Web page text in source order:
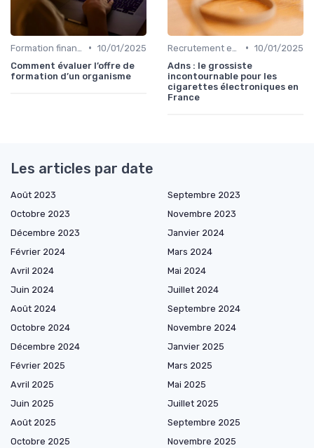
• 10/01/2025
Comment évaluer l’offre de
formation d’un organisme
• 10/01/2025
Adns : le grossiste
incontournable pour les
cigarettes électroniques en
France
Les articles par date
Août 2023
Septembre 2023
Octobre 2023
Novembre 2023
Décembre 2023
Janvier 2024
Février 2024
Mars 2024
Avril 2024
Mai 2024
Juin 2024
Juillet 2024
Août 2024
Septembre 2024
Octobre 2024
Novembre 2024
Décembre 2024
Janvier 2025
Février 2025
Mars 2025
Avril 2025
Mai 2025
Juin 2025
Juillet 2025
Août 2025
Septembre 2025
Octobre 2025
Novembre 2025